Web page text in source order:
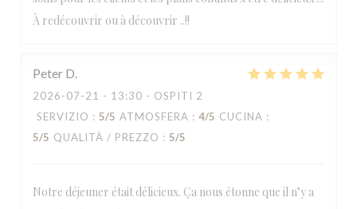
À redécouvrir ou à découvrir ..!!
Peter D
2026-07-21 - 13:30 - OSPITI 2
SERVIZIO : 5/5 ATMOSFERA : 4/5 CUCINA :
5/5 QUALITÀ / PREZZO : 5/5
Notre déjeuner était délicieux. Ça nous étonne que il n’y a